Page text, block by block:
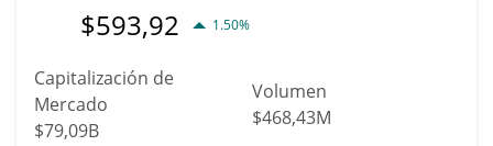
$593,92 1.50%
Capitalización de
Mercado
$79,09B
Volumen
$468,43M